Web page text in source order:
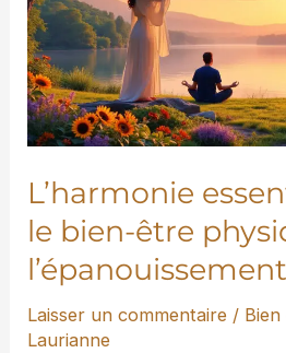
L’harmonie
le bien-être
Laisser un commentaire /
Laurianne
le
bien-
être
physique
et
l’épanouissement
mental